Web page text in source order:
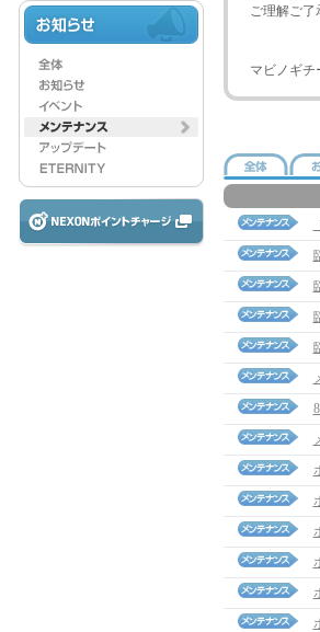
ご理解ご了
マビノギチ